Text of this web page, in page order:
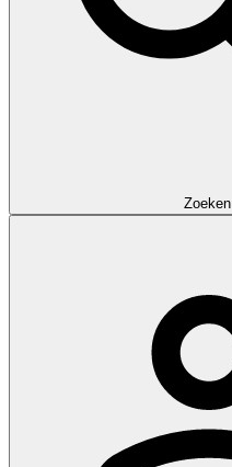
Zoeken